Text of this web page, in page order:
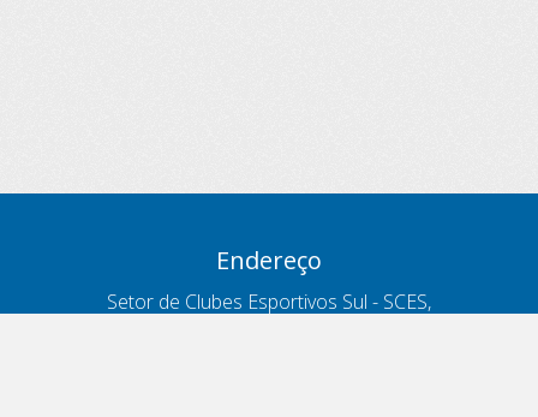
Endereço
Setor de Clubes Esportivos Sul - SCES,